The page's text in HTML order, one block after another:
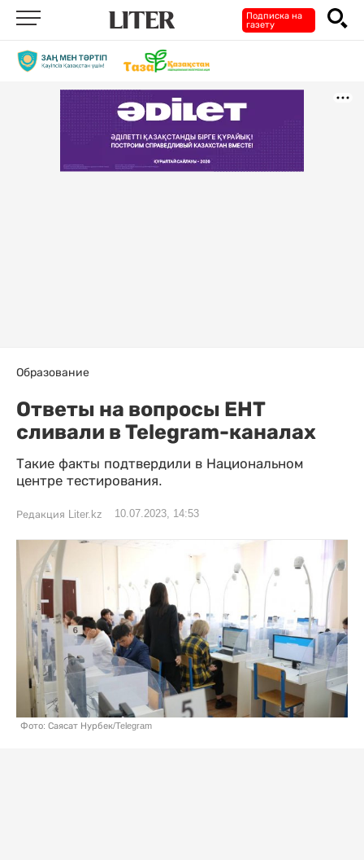
Подписка на
газету
Образование
Ответы на вопросы ЕНТ
сливали в Telegram-каналах
Такие факты подтвердили в Национальном
центре тестирования.
Редакция Liter.kz 10.07.2023, 14:53
Фото: Саясат Нурбек/Telegram